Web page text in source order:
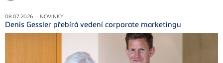
08.07.2026 – NOVINKY
Denis Gessler přebírá vedení corporate marketingu